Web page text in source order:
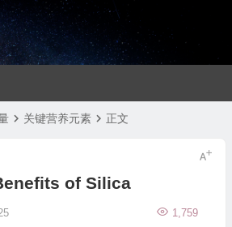
关键营养元素 正文
of Silica
1,759